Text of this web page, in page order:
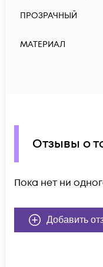
ПРОЗРАЧНЫЙ
МАТЕРИАЛ
Отзывы о
Пока нет ни
Добавить